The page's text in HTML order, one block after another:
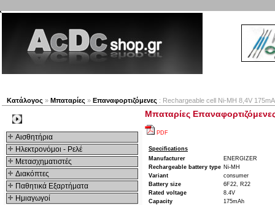
Κατάλογος » Μπαταρίες » Επαναφορτιζόμενες : Rechargeable cell Ni-MH 8,4V
Αισθητήρια
Ηλεκτρονόμοι - Ρελέ
Μετασχηματιστές
Διακόπτες
Παθητικά Εξαρτήματα
Hμιαγωγοί
Μπαταρίες
PDF
Specifications
Manufacturer
ENERGIZER
Rechargeable battery type Ni-MH
Variant
consumer
Battery size
6F22, R22
Rated voltage
8.4V
Capacity
175mAh